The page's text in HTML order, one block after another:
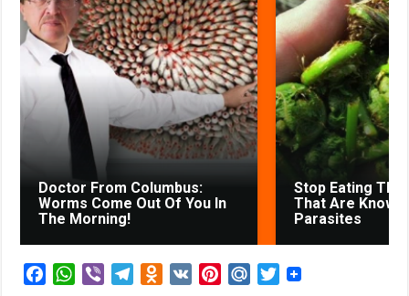
Doctor From Columbus:
Worms Come Out Of You In
The Morning!
Stop Eating
That Are Known
Parasites
W
V
O
V
M
T